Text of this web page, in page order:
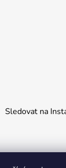
Sledovat na